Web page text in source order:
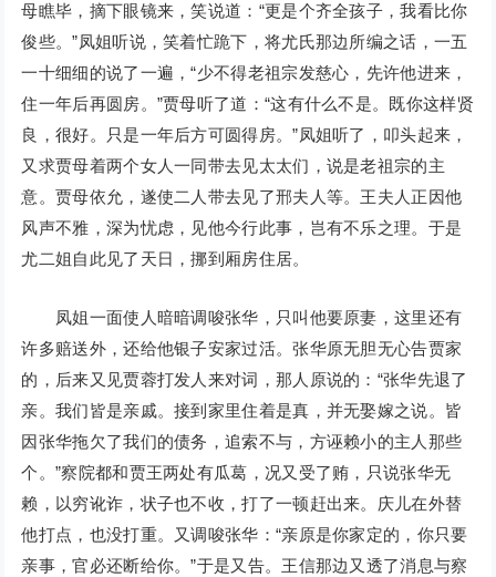
母瞧毕，摘下眼镜来，笑说道：“更是个齐全孩子，我看比你
俊些。”凤姐听说，笑着忙跪下，将尤氏那边所编之话，一五
一十细细的说了一遍，“少不得老祖宗发慈心，先许他进来，
住一年后再圆房。”贾母听了道：“这有什么不是。既你这样贤
良，很好。只是一年后方可圆得房。”凤姐听了，叩头起来，
又求贾母着两个女人一同带去见太太们，说是老祖宗的主
意。贾母依允，遂使二人带去见了邢夫人等。王夫人正因他
风声不雅，深为忧虑，见他今行此事，岂有不乐之理。于是
尤二姐自此见了天日，挪到厢房住居。
凤姐一面使人暗暗调唆张华，只叫他要原妻，这里还有
许多赔送外，还给他银子安家过活。张华原无胆无心告贾家
的，后来又见贾蓉打发人来对词，那人原说的：“张华先退了
亲。我们皆是亲戚。接到家里住着是真，并无娶嫁之说。皆
因张华拖欠了我们的债务，追索不与，方诬赖小的主人那些
个。”察院都和贾王两处有瓜葛，况又受了贿，只说张华无
赖，以穷讹诈，状子也不收，打了一顿赶出来。庆儿在外替
他打点，也没打重。又调唆张华：“亲原是你家定的，你只要
亲事，官必还断给你。”于是又告。王信那边又透了消息与察